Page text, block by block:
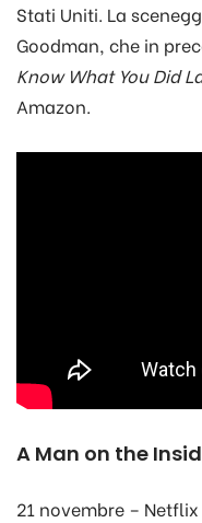
Stati Uniti. La
Goodman, che in
Know What You Did
Amazon.
A Man on the
21 novembre – Netflix